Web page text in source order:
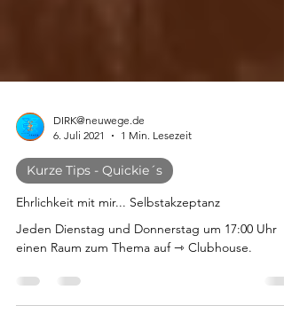
DIRK@neuwege.de
6. Juli 2021
1 Min. Lesezeit
Kurze Tips - Quickie´s
einen Raum zum Thema auf ⇾ Clubhouse.